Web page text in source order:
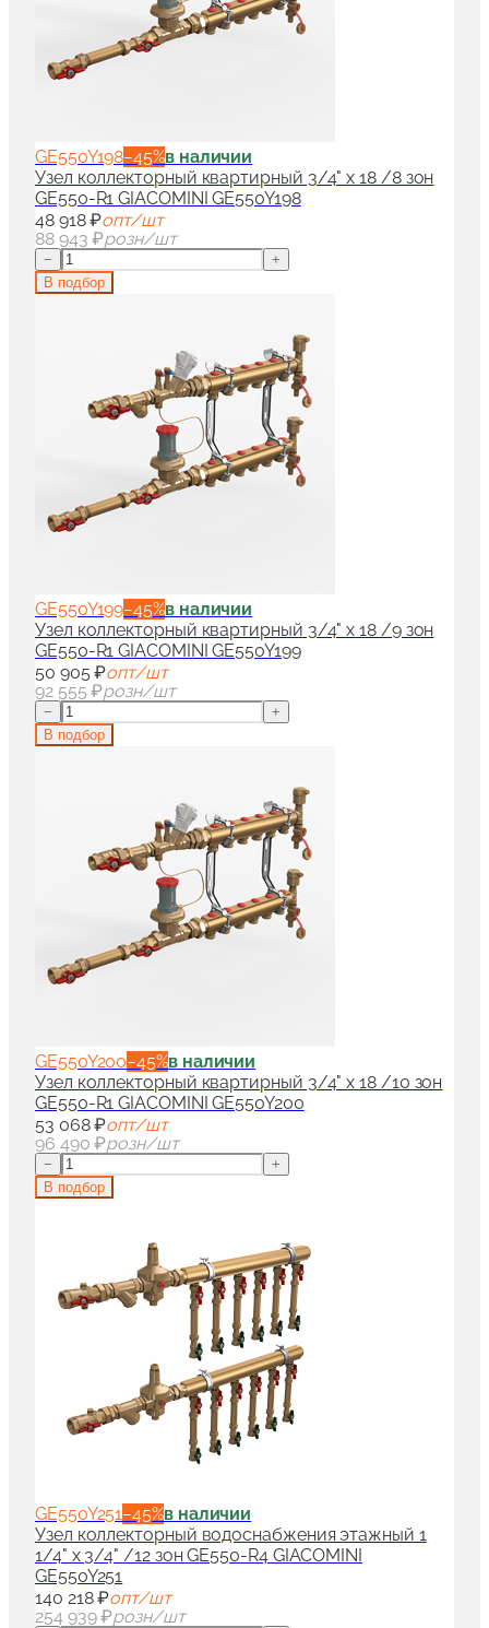
GE550Y198−45%в наличии
Узел коллекторный квартирный 3/4" x 18 /8 зон
GE550-R1 GIACOMINI GE550Y198
48 918 ₽опт/шт
88 943 ₽розн/шт
−
+
В подбор
GE550Y199−45%в наличии
Узел коллекторный квартирный 3/4" x 18 /9 зон
GE550-R1 GIACOMINI GE550Y199
50 905 ₽опт/шт
92 555 ₽розн/шт
−
+
В подбор
GE550Y200−45%в наличии
Узел коллекторный квартирный 3/4" x 18 /10 зон
GE550-R1 GIACOMINI GE550Y200
53 068 ₽опт/шт
96 490 ₽розн/шт
−
+
В подбор
GE550Y251−45%в наличии
Узел коллекторный водоснабжения этажный 1
1/4" x 3/4" /12 зон GE550-R4 GIACOMINI
GE550Y251
140 218 ₽опт/шт
254 939 ₽розн/шт